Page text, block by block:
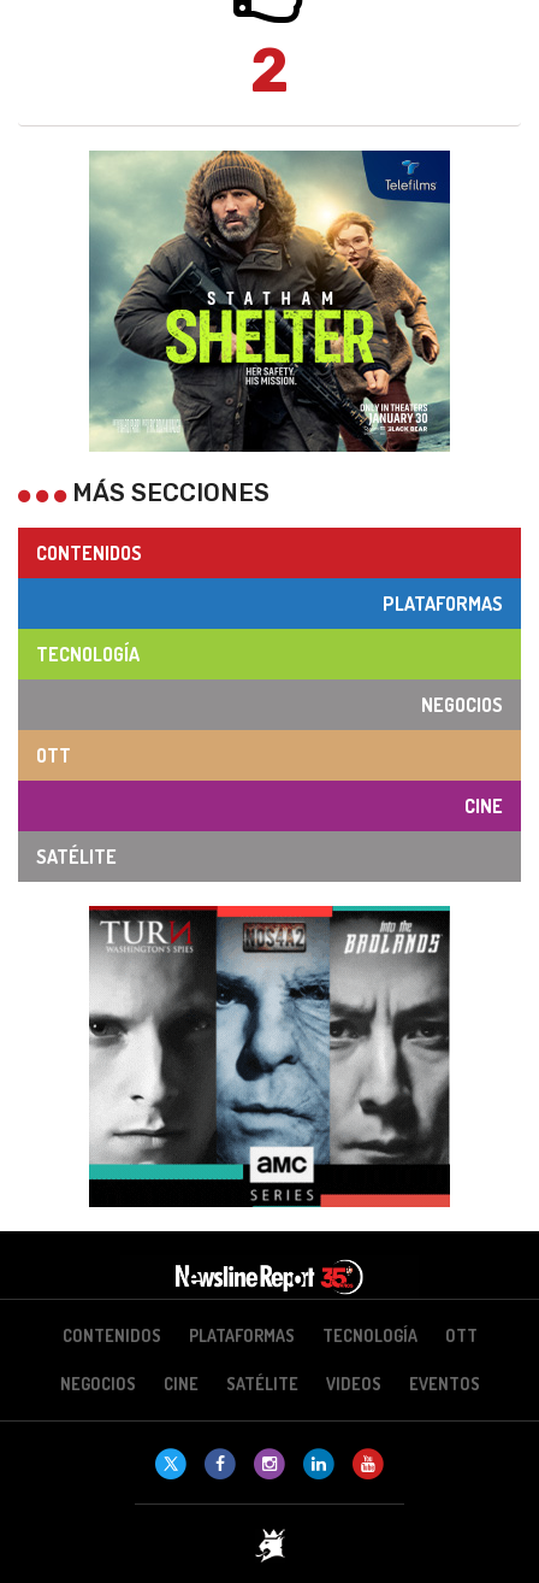
2
MÁS SECCIONES
CONTENIDOS
PLATAFORMAS
TECNOLOGÍA
NEGOCIOS
OTT
CINE
SATÉLITE
CONTENIDOS PLATAFORMAS TECNOLOGÍA OTT
NEGOCIOS CINE SATÉLITE VIDEOS EVENTOS